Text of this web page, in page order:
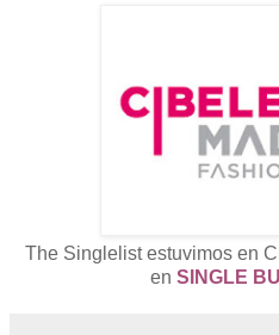
The Singlelist estuvimos en
en SINGLE